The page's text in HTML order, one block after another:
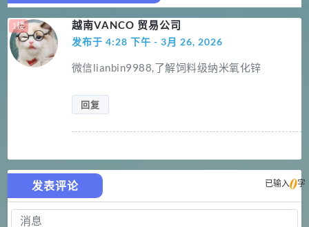
越南VANCO 贸易公司
发布于 4:28 下午 - 3月 26, 2026
微信lianbin9988,了解饲料级纳米氧化锌
回复
发表评论 已输入0字